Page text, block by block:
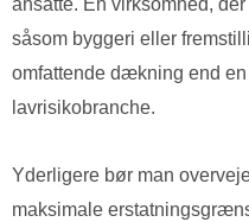
ansatte. En virksomhed,
såsom byggeri eller
omfattende dækning end
lavrisikobranche.
Yderligere bør man
maksimale